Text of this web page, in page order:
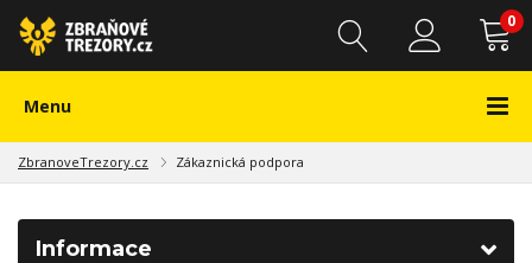
0
Menu
ZbranoveTrezory.cz Zákaznická podpora
Informace